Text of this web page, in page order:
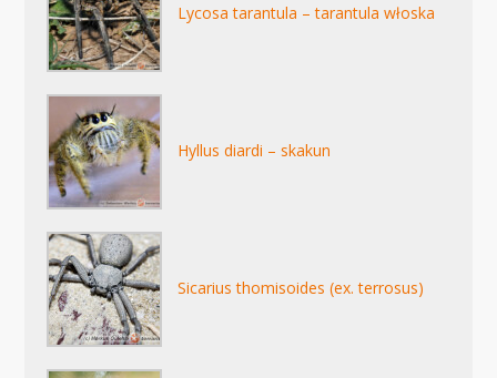
Lycosa tarantula – tarantula włoska
Hyllus diardi – skakun
Sicarius thomisoides (ex. terrosus)